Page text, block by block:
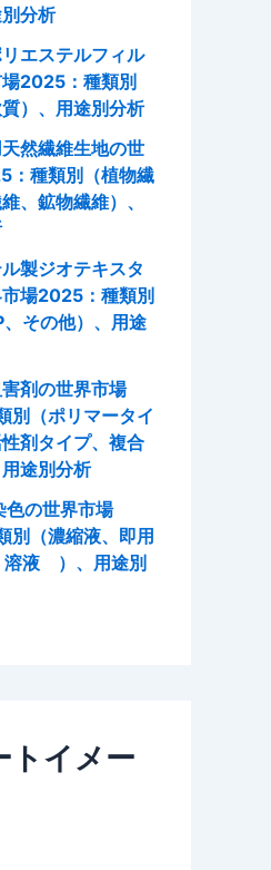
分析
エステルフィル
2025：種類別
質）、用途別分析
然繊維生地の世
：種類別（植物繊
、鉱物繊維）、
製ジオテキスタ
場2025：種類別
、その他）、用途
剤の世界市場
別（ポリマータイ
剤タイプ、複合
途別分析
色の世界市場
別（濃縮液、即用
溶液 ）、用途別
トイメー